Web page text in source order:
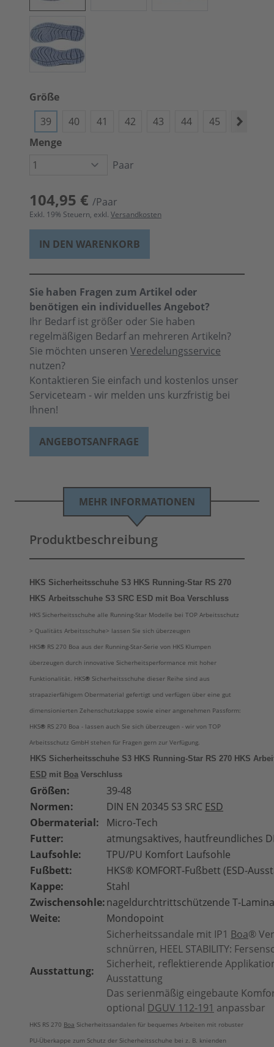
Größe
39
40 41 42 43 44 45 46
Menge
Paar
104,95 € /Paar
Exkl. 19% Steuern, exkl. Versandkosten
IN DEN WARENKORB
Sie haben Fragen zum Artikel oder
benötigen ein individuelles Angebot?
Ihr Bedarf ist größer oder Sie haben
regelmäßigen Bedarf an mehreren Artikeln?
Sie möchten unseren Veredelungsservice
nutzen?
Kontaktieren Sie einfach und kostenlos unser
Serviceteam - wir melden uns kurzfristig bei
Ihnen!
ANGEBOTSANFRAGE
MEHR INFORMATIONEN
Produktbeschreibung
HKS Sicherheitsschuhe S3 HKS Running-Star RS 270
HKS Arbeitsschuhe S3 SRC ESD mit Boa Verschluss
HKS Sicherheitsschuhe alle Running-Star Modelle bei TOP Arbeitsschutz
> Qualitäts Arbeitsschuhe> lassen Sie sich überzeugen
HKS® RS 270 Boa aus der Running-Star-Serie von HKS Klumpen
überzeugen durch innovative Sicherheitsperformance mit hoher
Funktionalität. HKS® Sicherheitsschuhe dieser Reihe sind aus
strapazierfähigem Obermaterial gefertigt und verfügen über eine gut
dimensionierten Zehenschutzkappe sowie einer angenehmen Passform:
HKS® RS 270 Boa - lassen auch Sie sich überzeugen - wir von TOP
Arbeitsschutz GmbH stehen für Fragen gern zur Verfügung.
HKS Sicherheitsschuhe S3 HKS Running-Star RS 270 HKS
ESD mit Boa Verschluss
Größen:
39-48
Normen:
DIN EN 20345 S3 SRC ESD
Obermaterial:
Micro-Tech
Futter:
atmungsaktives, hautfreundliches
Laufsohle:
TPU/PU Komfort Laufsohle
Fußbett:
HKS® KOMFORT-Fußbett (ESD-
Kappe:
Stahl
Zwischensohle:nageldurchtrittschützende T-
Weite:
Mondopoint
Ausstattung:
Sicherheitssandale mit IP1 Boa®
schnürren, HEEL STABILITY:
Sicherheit, reflektierende
Ausstattung
Das serienmäßig eingebaute
optional DGUV 112-191 anpassbar
HKS RS 270 Boa Sicherheitssandalen für bequemes Arbeiten mit robuster
PU-Überkappe zum Schutz der Sicherheitsschuhe bei z. B. knienden